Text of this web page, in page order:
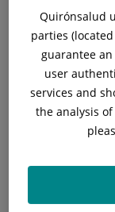
08190
935
Hospital
08029
933
Quirónsalud
parties
guarantee
user
services and
the analysis